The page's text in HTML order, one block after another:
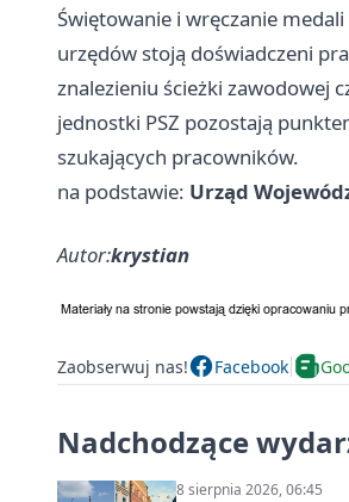
Świętowanie i wręczanie
urzędów stoją doświadczeni
znalezieniu ścieżki zawodowej
jednostki PSZ pozostają
szukających pracowników.
na podstawie: Urząd
Autor:krystian
Zaobserwuj nas! Facebook
Nadchodzące
8 sierpnia 2026, 06:45